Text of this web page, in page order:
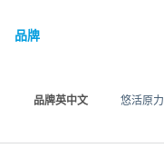
品牌
品牌英中文 悠活原力